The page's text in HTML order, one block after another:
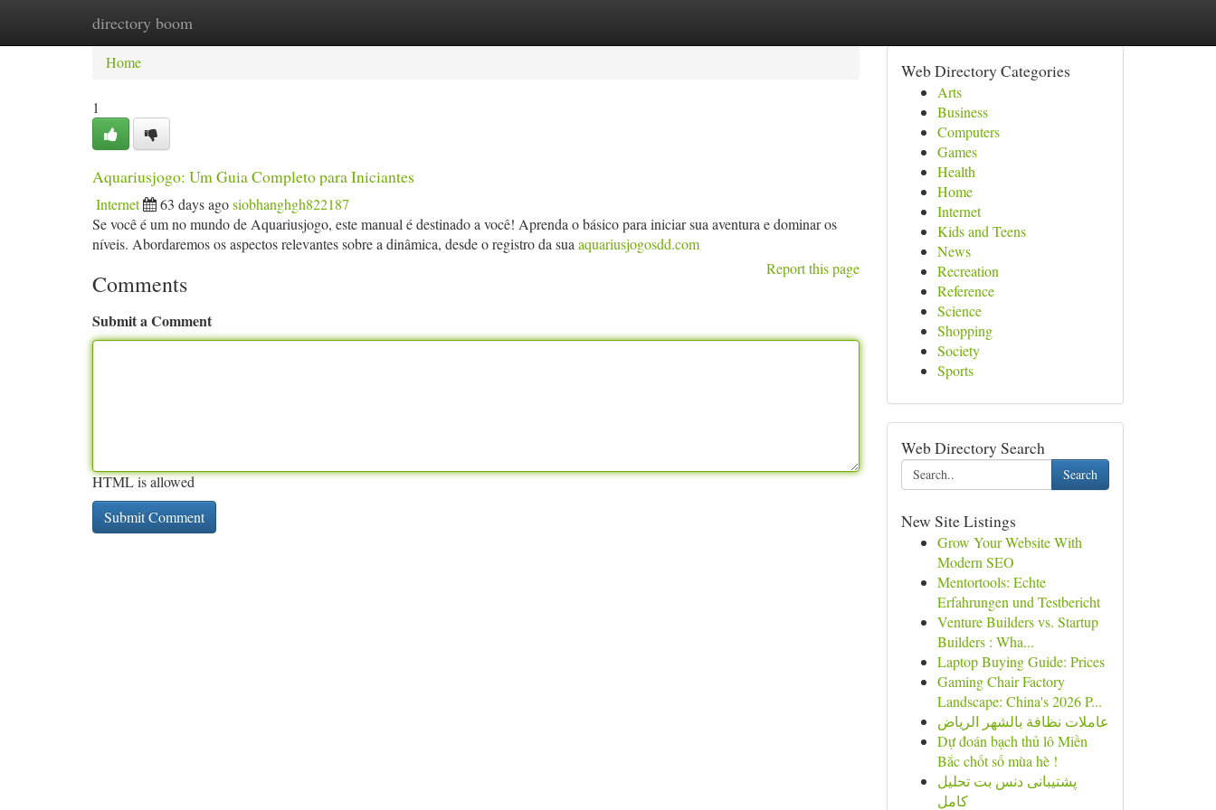
directory boom
Home New Site Listings
Home
1
Aquariusjogo: Um Guia Completo para Iniciantes
Internet 63 days agosiobhanghgh822187
Se você é um no mundo de Aquariusjogo, este manual é destinado a você! Aprenda o básico para iniciar sua aventura e dominar os
níveis. Abordaremos os aspectos relevantes sobre a dinâmica, desde o registro da sua aquariusjogosdd.com
Report this page
Comments
Submit a Comment
HTML is allowed
Web Directory Categories
Arts
Business
Computers
Games
Health
Home
Internet
Kids and Teens
News
Recreation
Reference
Science
Shopping
Society
Sports
Web Directory Search
Search
New Site Listings
Grow Your Website With
Modern SEO
Mentortools: Echte
Erfahrungen und Testbericht
Venture Builders vs. Startup
Builders : Wha...
Laptop Buying Guide: Prices
Gaming Chair Factory
Landscape: China's 2026 P...
عاملات نظافة بالشهر الرياض
Dự đoán bạch thủ lô Miền
Bắc chốt số mùa hè !
پشتیبانی دنس بت تحلیل
کامل